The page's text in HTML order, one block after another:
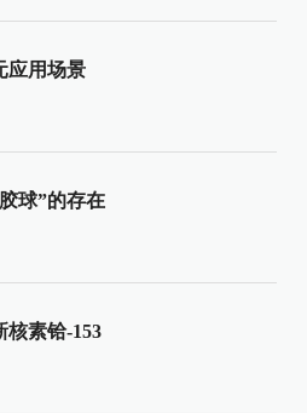
应用场景
球”的存在
核素铪-153